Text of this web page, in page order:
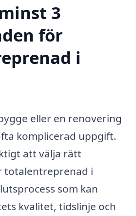
3
för
i
eller en renovering
komplicerad uppgift.
att välja rätt
totalentreprenad i
som kan
kvalitet, tidslinje och